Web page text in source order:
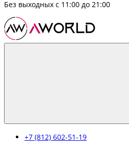
Без выходных с 11:00 до 21:00
+7 (812) 602-51-19